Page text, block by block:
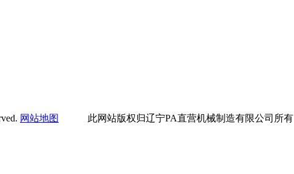
网站地图 此网站版权归辽宁PA直营机械制造有限公司所有